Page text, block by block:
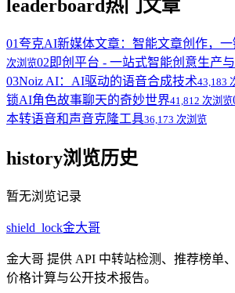
leaderboard热门文章
01夸克AI新媒体文章：智能文章创作，
次浏览02 即创平台 - 一站式智能创意生产
03Noiz AI：AI驱动的语音合成技术43,183
锁AI角色故事聊天的奇妙世界41,812 次浏览
本转语音和声音克隆工具36,173 次浏览
history浏览历史
暂无浏览记录
shield_lock金大哥
金大哥 提供 API 中转站检测、推荐榜单
价格计算与公开技术报告。